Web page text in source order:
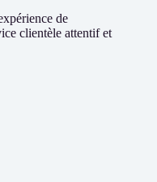
de
clientèle attentif et